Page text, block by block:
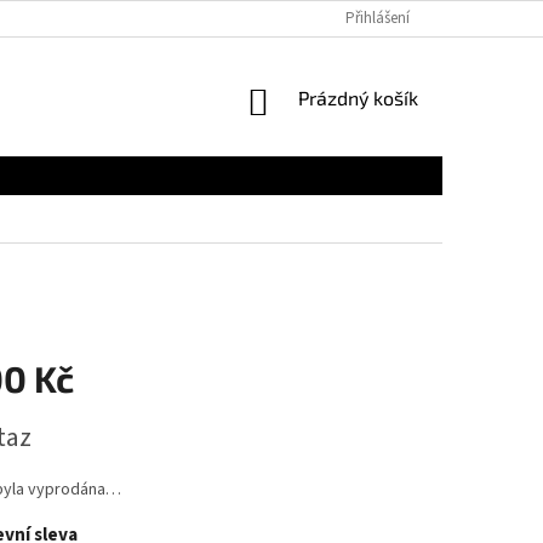
Přihlášení
NÁKUPNÍ
Prázdný košík
Kč
vyprodána…
sleva